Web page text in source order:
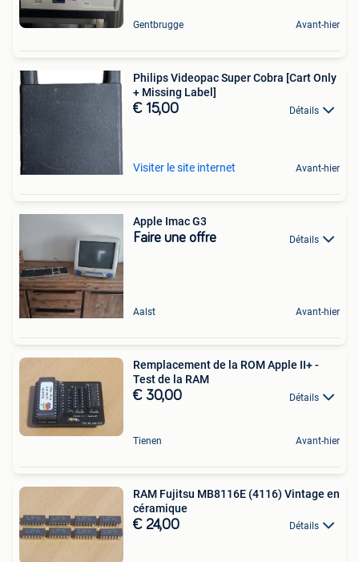
Gentbrugge Avant-hier
Philips Videopac Super Cobra [Cart Only
+ Missing Label]
€ 15,00 Détails
Visiter le site internet Avant-hier
Apple Imac G3
Faire une offre Détails
Aalst Avant-hier
Remplacement de la ROM Apple II+ -
Test de la RAM
€ 30,00 Détails
Tienen Avant-hier
RAM Fujitsu MB8116E (4116) Vintage en
céramique
€ 24,00 Détails